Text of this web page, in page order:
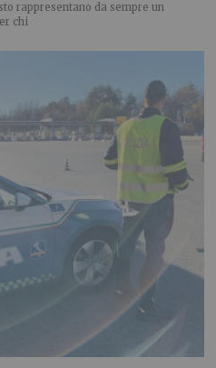
rappresentano da sempre un
chi